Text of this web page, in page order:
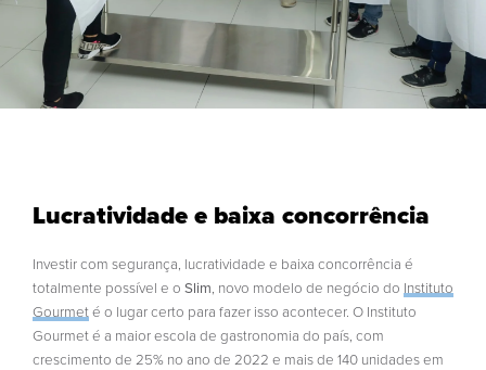
Lucratividade e baixa concorrência
Investir com segurança, lucratividade e baixa concorrência é
totalmente possível e o Slim , novo modelo de negócio do Instituto
Gourmeté o lugar certo para fazer isso acontecer. O Instituto
Gourmet é a maior escola de gastronomia do país, com
crescimento de 25% no ano de 2022 e mais de 140 unidades em